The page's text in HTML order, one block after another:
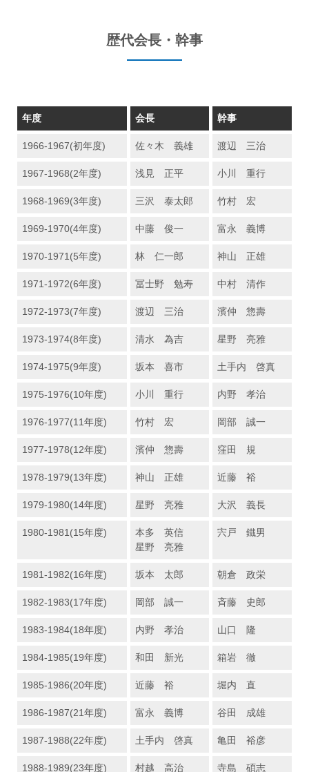
歴代会長・幹事
年度 会長 幹事
1966-1967(初年度) 佐々木 義雄 渡辺 三治
1967-1968(2年度) 浅見 正平 小川 重行
1968-1969(3年度) 三沢 泰太郎 竹村 宏
1969-1970(4年度) 中藤 俊一 富永 義博
1970-1971(5年度) 林 仁一郎 神山 正雄
1971-1972(6年度) 冨士野 勉寿 中村 清作
1972-1973(7年度) 渡辺 三治 濱仲 惣壽
1973-1974(8年度) 清水 為吉 星野 亮雅
1974-1975(9年度) 坂本 喜市 土手内 啓真
1975-1976(10年度) 小川 重行 内野 孝治
1976-1977(11年度) 竹村 宏 岡部 誠一
1977-1978(12年度) 濱仲 惣壽 窪田 規
1978-1979(13年度) 神山 正雄 近藤 裕
1979-1980(14年度) 星野 亮雅 大沢 義長
1980-1981(15年度)
本多 英信
星野 亮雅
宍戸 鐵男
1981-1982(16年度) 坂本 太郎 朝倉 政栄
1982-1983(17年度) 岡部 誠一 斉藤 史郎
1983-1984(18年度) 内野 孝治 山口 隆
1984-1985(19年度) 和田 新光 箱岩 徹
1985-1986(20年度) 近藤 裕 堀内 直
1986-1987(21年度) 富永 義博 谷田 成雄
1987-1988(22年度) 土手内 啓真 亀田 裕彦
1988-1989(23年度) 村越 高治 寺島 碩志